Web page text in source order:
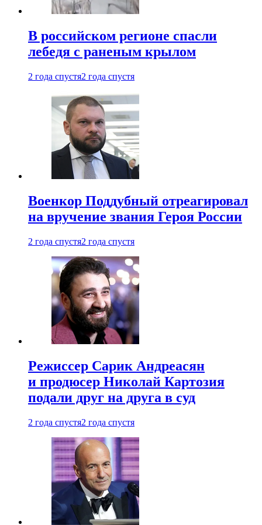
В российском регионе спасли
лебедя с раненым крылом
2 года спустя2 года спустя
Военкор Поддубный отреагировал
на вручение звания Героя России
2 года спустя2 года спустя
Режиссер Сарик Андреасян
и продюсер Николай Картозия
подали друг на друга в суд
2 года спустя2 года спустя